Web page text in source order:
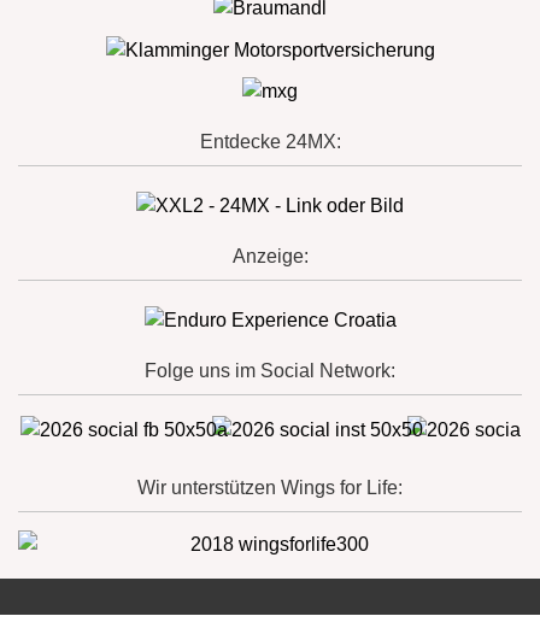
Entdecke 24MX:
Anzeige:
Folge uns im Social Network:
Wir unterstützen Wings for Life: